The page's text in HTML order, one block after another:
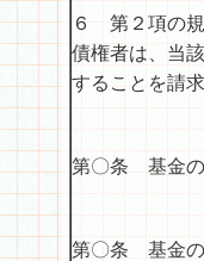
６ 第２項の規
債権者は、当
することを請
第〇条 基金の
第〇条 基金の